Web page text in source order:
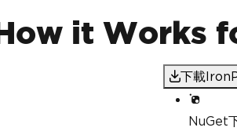
it Works
下載
NuGet